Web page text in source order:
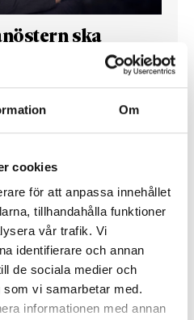
Om
cookies
för att anpassa innehållet
tillhandahålla funktioner
vår trafik. Vi
identifierare och annan
de sociala medier och
vi samarbetar med.
informationen med annan
ska